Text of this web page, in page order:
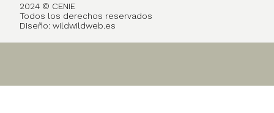
2024 © CENIE
Todos los derechos reservados
Diseño: wildwildweb.es